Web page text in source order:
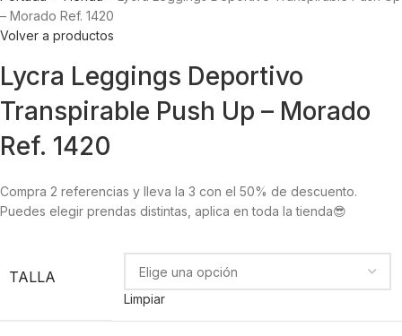
– Morado Ref. 1420
Volver a productos
Lycra Leggings Deportivo
Transpirable Push Up – Morado
Ref. 1420
Compra 2 referencias y lleva la 3 con el 50% de descuento.
Puedes elegir prendas distintas, aplica en toda la tienda😎
TALLA
Limpiar